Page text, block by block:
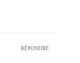
RÉPONDRE